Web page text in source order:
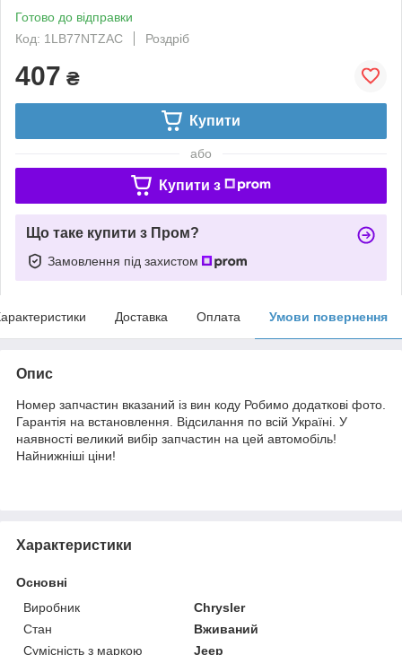
Готово до відправки
Код: 1LB77NTZAC
Роздріб
407 ₴
Купити
або
Купити з
Що таке купити з Пром?
Замовлення під захистом
Доставка Оплата Умови повернення
Опис
Номер запчастин вказаний із вин коду Робимо додаткові фото.
Гарантія на встановлення. Відсилання по всій Україні. У
наявності великий вибір запчастин на цей автомобіль!
Найнижніші ціни!
Характеристики
Основні
Виробник
Chrysler
Стан
Вживаний
Сумісність з маркою
Jeep